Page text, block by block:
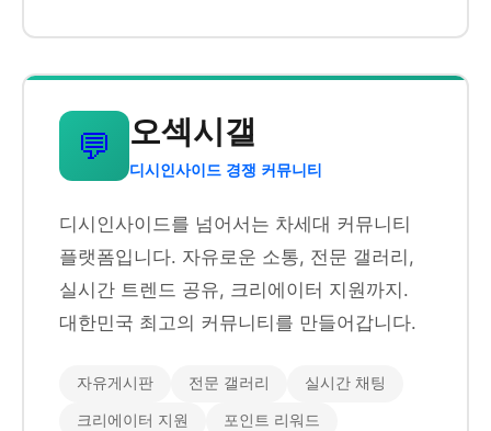
💬 오섹시갤
디시인사이드 경쟁 커뮤니티
디시인사이드를 넘어서는 차세대 커뮤니티
플랫폼입니다. 자유로운 소통, 전문 갤러리,
실시간 트렌드 공유, 크리에이터 지원까지.
대한민국 최고의 커뮤니티를 만들어갑니다.
자유게시판 전문 갤러리 실시간 채팅
크리에이터 지원 포인트 리워드